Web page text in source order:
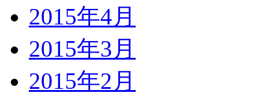
2015年4月
2015年3月
2015年2月